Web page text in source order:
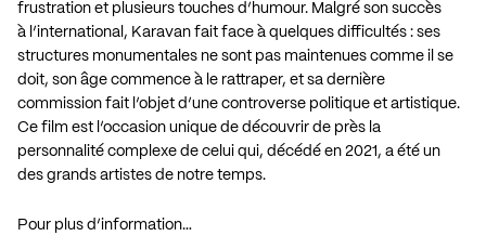
frustration et plusieurs touches d’humour. Malgré son succès
à l’international, Karavan fait face à quelques difficultés : ses
structures monumentales ne sont pas maintenues comme il se
doit, son âge commence à le rattraper, et sa dernière
commission fait l’objet d’une controverse politique et artistique.
Ce film est l’occasion unique de découvrir de près la
personnalité complexe de celui qui, décédé en 2021 , a été un
des grands artistes de notre temps.
Pour plus d’information…